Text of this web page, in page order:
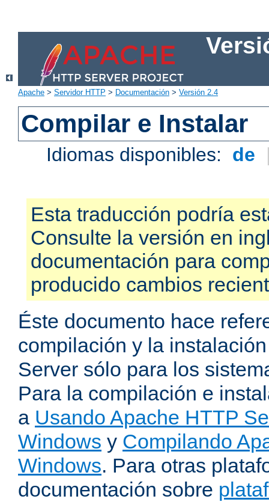
Apache > Servidor HTTP > Documentación > Versión 2.4
Compilar e Instalar
Idiomas disponibles: de
Esta traducción podría
Consulte la versión en
documentación para
producido cambios
Éste documento hace
compilación y la
Server sólo para los
Para la compilación e
a Usando Apache HTTP
Windows y Compilando
Windows. Para otras
documentación sobre